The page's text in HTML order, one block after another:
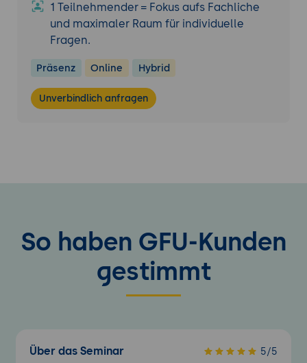
1 Teilnehmender = Fokus aufs Fachliche
und maximaler Raum für individuelle
Fragen.
Präsenz Online Hybrid
Unverbindlich anfragen
So haben GFU-Kunden
gestimmt
Über das Seminar 5/5